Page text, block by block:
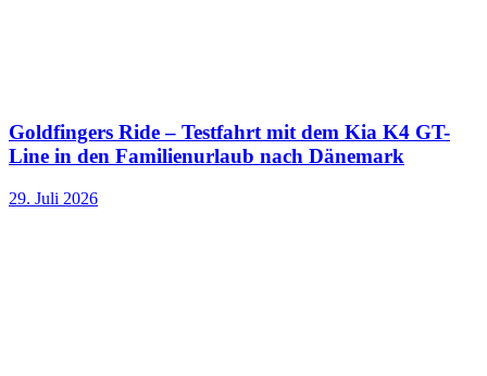
Goldfingers Ride – Testfahrt mit dem Kia K4 GT-
Line in den Familienurlaub nach Dänemark
29. Juli 2026